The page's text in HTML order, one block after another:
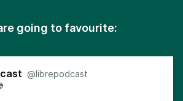
going to favourite:
@librepodcast